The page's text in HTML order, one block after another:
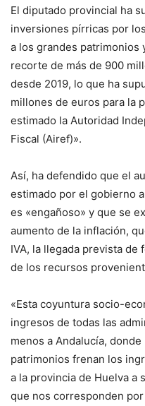
El diputado provincial ha
inversiones pírricas por
a los grandes patrimonios
recorte de más de 900
desde 2019, lo que ha
millones de euros para la
estimado la Autoridad
Fiscal (Airef)».
Así, ha defendido que el
estimado por el gobierno
es «engañoso» y que se
aumento de la inflación,
IVA, la llegada prevista
de los recursos
«Esta coyuntura socio-
ingresos de todas las
menos a Andalucía,
patrimonios frenan los
a la provincia de Huelva a
que nos corresponden